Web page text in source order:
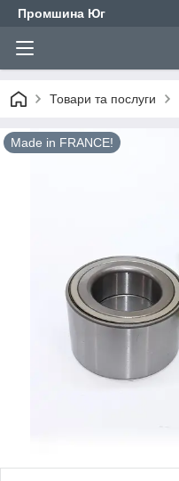
Промшина Юг
Товари та послуги
Made in FRANCE!